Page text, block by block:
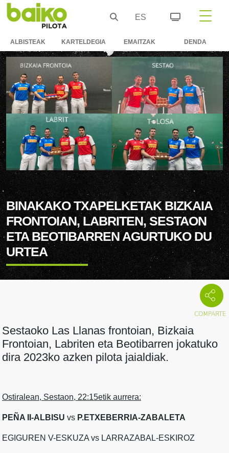
ES
ALBISTEAK KARTELDEGIA EMAITZAK DENDA
BINAKAKO TXAPELKETAK BIZKAIA
FRONTOIAN, LABRITEN, SESTAON
ETA BEOTIBARREN AGURTUKO DU
URTEA
Sestaoko Las Llanas frontoian, Bizkaia
Frontoian, Labriten eta Beotibarren jokatuko
dira 2023ko azken pilota jaialdiak.
Ostiralean, Sestaon, 22:15etik aurrera:
PEÑA II-ALBISU vs P.ETXEBERRIA-ZABALETA
EGIGUREN V-ESKUZA vs LARRAZABAL-ESKIROZ